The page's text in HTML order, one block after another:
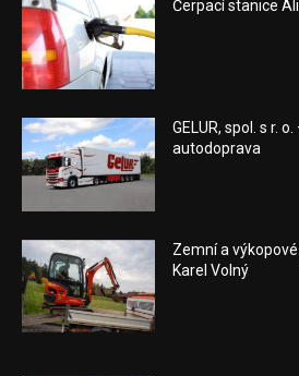
Čerpací stanice
GELUR, spol. s r.
autodoprava
Zemní a
Karel Volný